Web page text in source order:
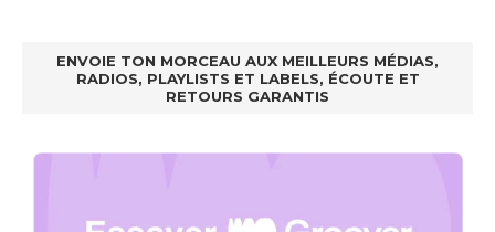
ENVOIE TON MORCEAU AUX MEILLEURS MÉDIAS,
RADIOS, PLAYLISTS ET LABELS, ÉCOUTE ET
RETOURS GARANTIS